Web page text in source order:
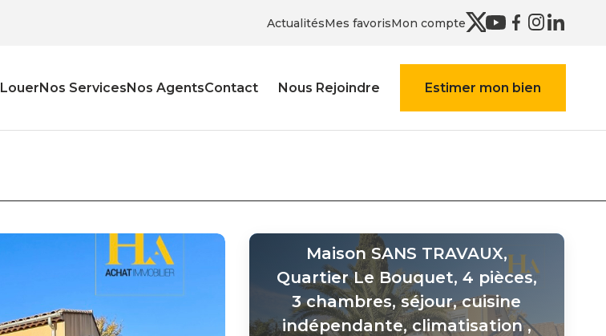
ActualitésMes favorisMon compte
LouerNos ServicesNos AgentsContact Nous Rejoindre Estimer mon bien
Maison SANS TRAVAUX,
Quartier Le Bouquet, 4 pièces,
3 chambres, séjour, cuisine
indépendante, climatisation,